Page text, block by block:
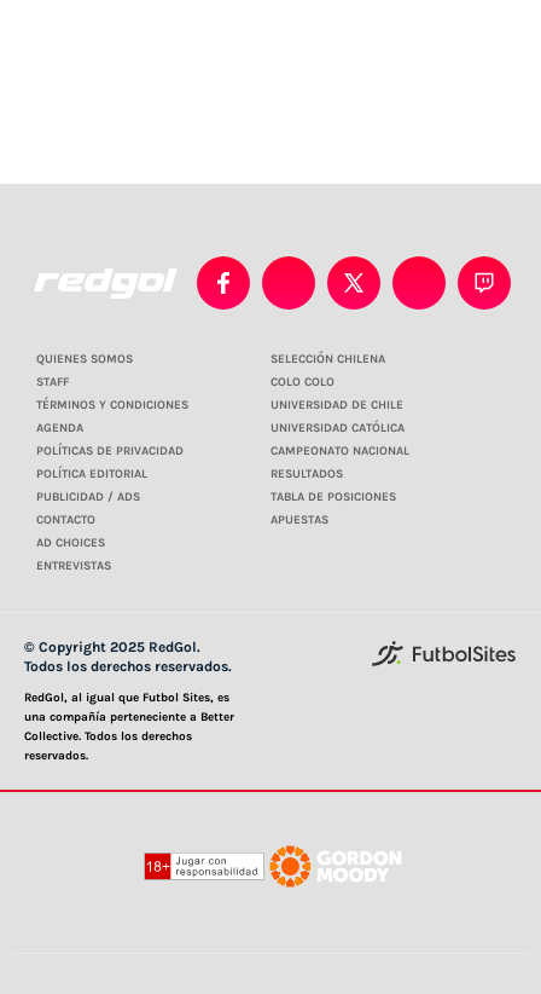
QUIENES SOMOS
STAFF
TÉRMINOS Y CONDICIONES
AGENDA
POLÍTICAS DE PRIVACIDAD
POLÍTICA EDITORIAL
PUBLICIDAD / ADS
CONTACTO
AD CHOICES
ENTREVISTAS
SELECCIÓN CHILENA
COLO COLO
UNIVERSIDAD DE CHILE
UNIVERSIDAD CATÓLICA
CAMPEONATO NACIONAL
RESULTADOS
TABLA DE POSICIONES
APUESTAS
© Copyright 2025 RedGol.
Todos los derechos reservados.
RedGol, al igual que Futbol Sites, es
una compañía perteneciente a Better
Collective. Todos los derechos
reservados.